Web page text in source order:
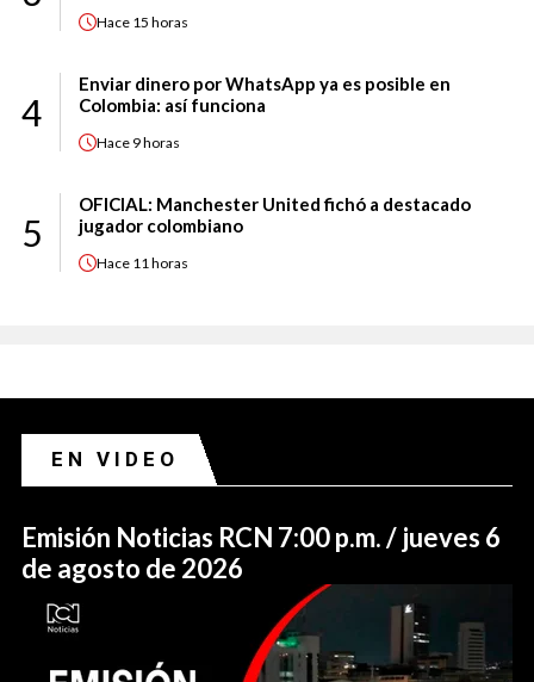
Hace 15 horas
4
Enviar dinero por WhatsApp ya es posible en
Colombia: así funciona
Hace 9 horas
5
OFICIAL: Manchester United fichó a destacado
jugador colombiano
Hace 11 horas
EN VIDEO
Emisión Noticias RCN 7:00 p.m. / jueves 6
de agosto de 2026